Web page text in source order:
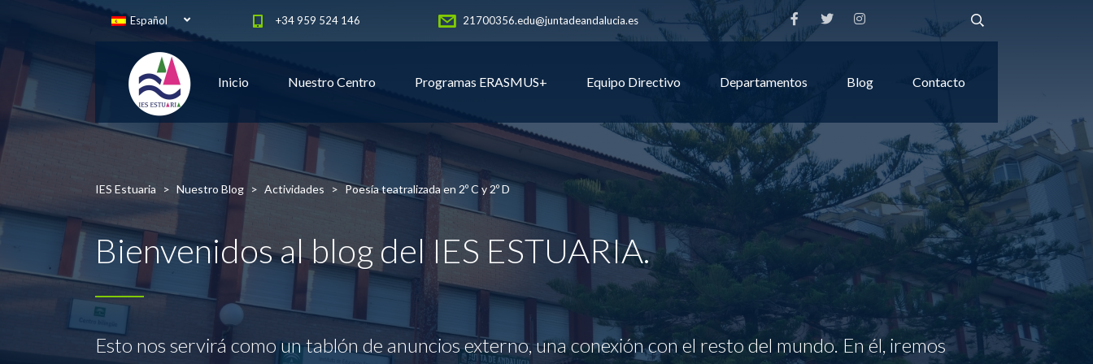
Español +34 959 524 146 21700356.edu@juntadeandalucia.es
Inicio Nuestro Centro Programas ERASMUS+ Equipo Directivo Departamentos Blog Contacto
IES Estuaria > Nuestro Blog > Actividades > Poesía teatralizada en 2º C y 2º D
Bienvenidos al blog del IES ESTUARIA.
Esto nos servirá como un tablón de anuncios externo, una conexión con el resto del mundo. En él, iremos